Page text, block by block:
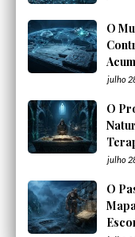
O
julho
O
julho
O